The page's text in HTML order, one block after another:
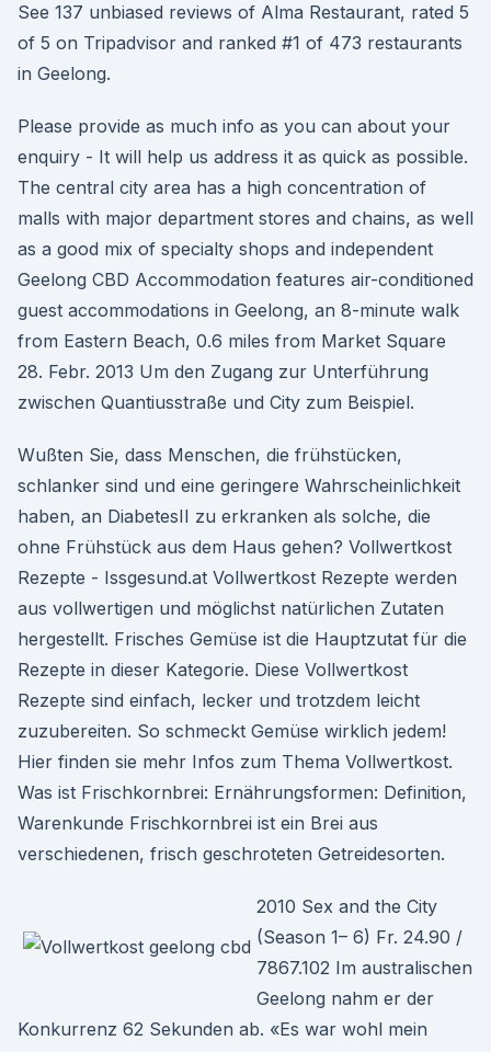
See 137 unbiased reviews of Alma Restaurant, rated 5
of 5 on Tripadvisor and ranked #1 of 473 restaurants
in Geelong.
Please provide as much info as you can about your
enquiry - It will help us address it as quick as possible.
The central city area has a high concentration of
malls with major department stores and chains, as well
as a good mix of specialty shops and independent
Geelong CBD Accommodation features air-conditioned
guest accommodations in Geelong, an 8-minute walk
from Eastern Beach, 0.6 miles from Market Square
28. Febr. 2013 Um den Zugang zur Unterführung
zwischen Quantiusstraße und City zum Beispiel.
Wußten Sie, dass Menschen, die frühstücken,
schlanker sind und eine geringere Wahrscheinlichkeit
haben, an DiabetesII zu erkranken als solche, die
ohne Frühstück aus dem Haus gehen? Vollwertkost
Rezepte - Issgesund.at Vollwertkost Rezepte werden
aus vollwertigen und möglichst natürlichen Zutaten
hergestellt. Frisches Gemüse ist die Hauptzutat für die
Rezepte in dieser Kategorie. Diese Vollwertkost
Rezepte sind einfach, lecker und trotzdem leicht
zuzubereiten. So schmeckt Gemüse wirklich jedem!
Hier finden sie mehr Infos zum Thema Vollwertkost.
Was ist Frischkornbrei: Ernährungsformen: Definition,
Warenkunde Frischkornbrei ist ein Brei aus
verschiedenen, frisch geschroteten Getreidesorten.
2010 Sex and the City
(Season 1– 6) Fr. 24.90 /
7867.102 Im australischen
Geelong nahm er der
Konkurrenz 62 Sekunden ab. «Es war wohl mein